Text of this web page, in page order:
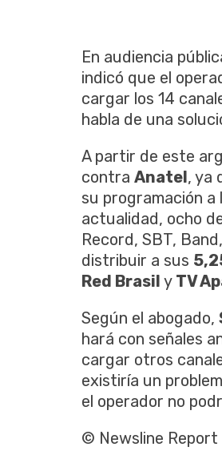
En audiencia
indicó que el
cargar los 14
habla de una
A partir de este
contra Anatel, ya
su programación a
actualidad, ocho
Record, SBT, Band,
distribuir a sus
Red Brasil y TV
Según el abogado,
hará con señales
cargar otros
existiría un
el operador no
© Newsline Report